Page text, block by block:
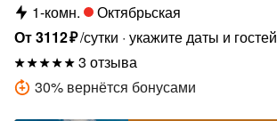
1-комн.
Октябрьская
От3112₽/сутки укажите даты и гостей
3 отзыва
30% вернётся бонусами